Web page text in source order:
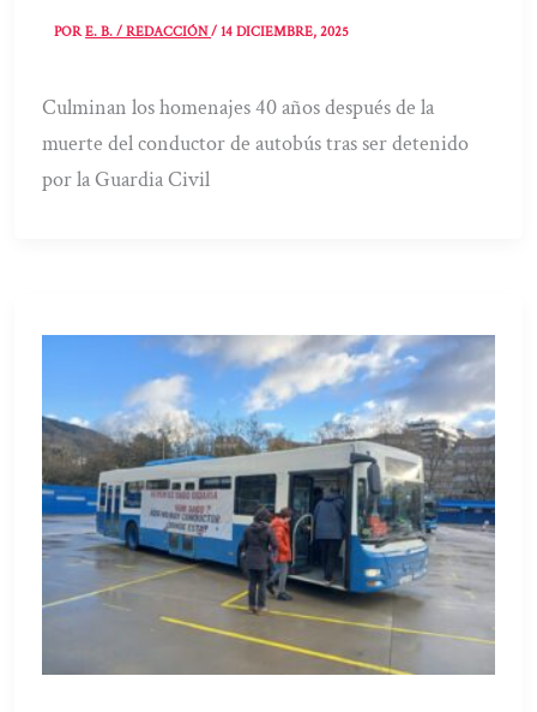
PORE. B. / REDACCIÓN/14 DICIEMBRE, 2025
Culminan los homenajes 40 años después de la
muerte del conductor de autobús tras ser detenido
por la Guardia Civil